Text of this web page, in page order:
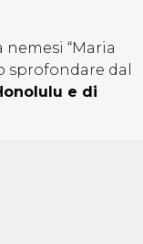
“Maria
sprofondare dal
e di